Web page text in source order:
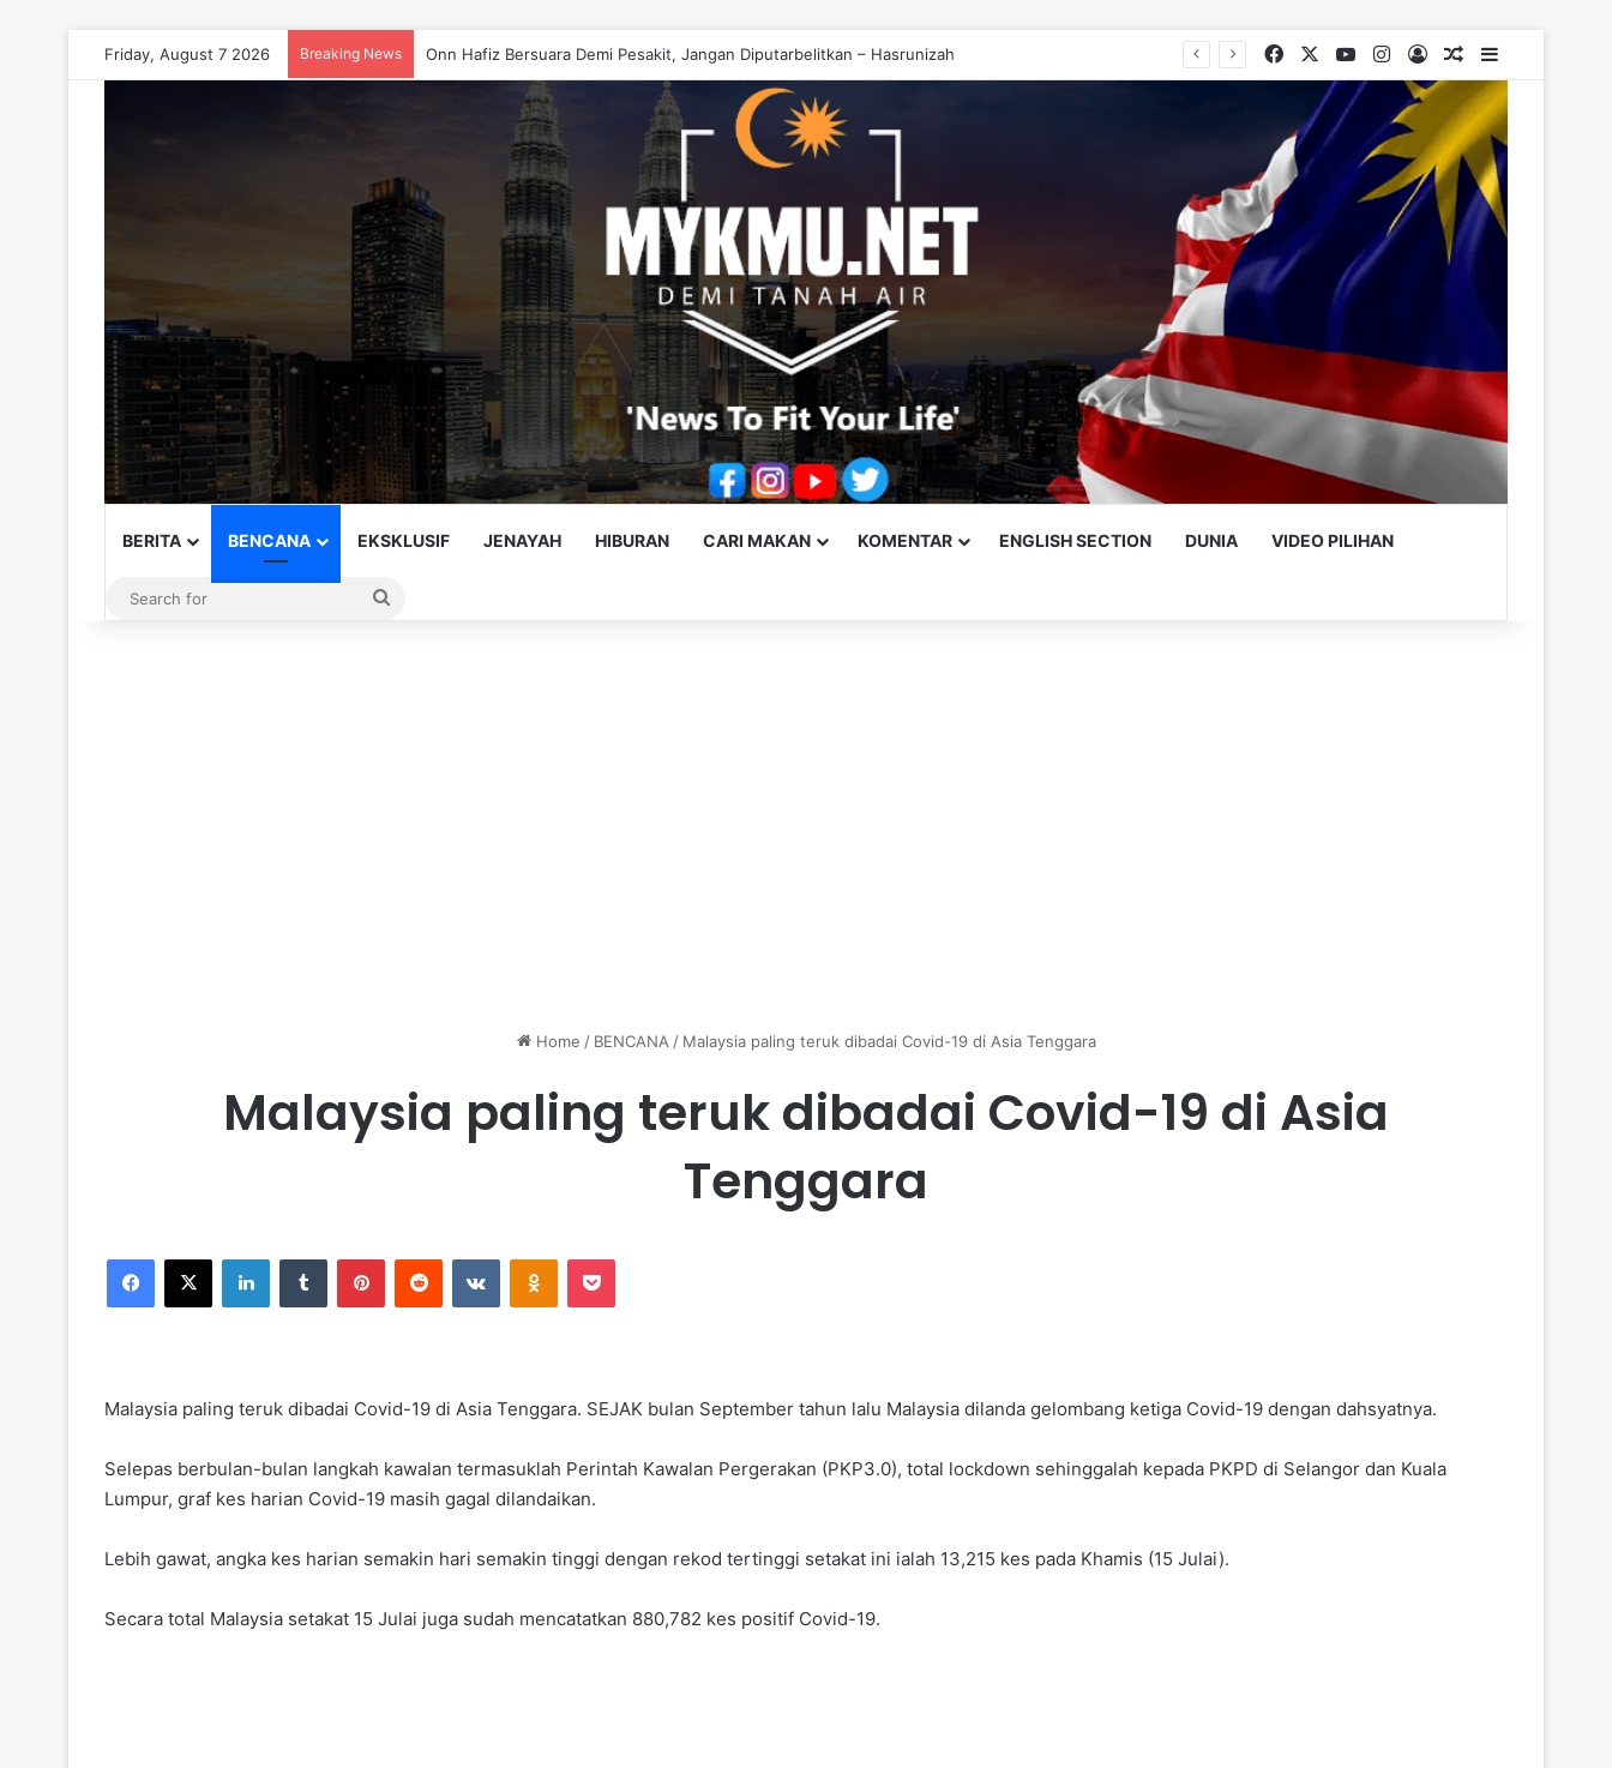
Friday, August 7 2026 Breaking News Onn Hafiz Bersuara Demi Pesakit, Jangan Diputarbelitkan – Hasrunizah Facebook YouTubeInstagram
Log InRandom Article
BERITA BENCANA EKSKLUSIF JENAYAH HIBURAN CARI MAKAN KOMENTAR ENGLISH SECTION DUNIA VIDEO PILIHAN
Home / BENCANA / Malaysia paling teruk dibadai Covid-19 di Asia Tenggara
Malaysia paling teruk dibadai Covid-19 di Asia
Tenggara
Malaysia paling teruk dibadai Covid-19 di Asia Tenggara. SEJAK bulan September tahun lalu Malaysia dilanda gelombang ketiga Covid-19 dengan dahsyatnya.
Selepas berbulan-bulan langkah kawalan termasuklah Perintah Kawalan Pergerakan (PKP3.0), total lockdown sehinggalah kepada PKPD di Selangor dan Kuala
Lumpur, graf kes harian Covid-19 masih gagal dilandaikan.
Lebih gawat, angka kes harian semakin hari semakin tinggi dengan rekod tertinggi setakat ini ialah 13,215 kes pada Khamis (15 Julai).
Secara total Malaysia setakat 15 Julai juga sudah mencatatkan 880,782 kes positif Covid-19.